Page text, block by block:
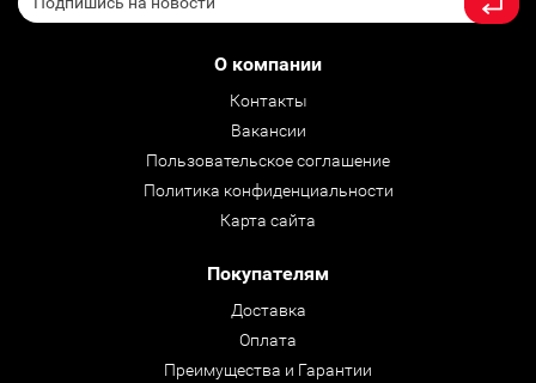
О компании
Контакты
Вакансии
Пользовательское соглашение
Политика конфиденциальности
Карта сайта
Покупателям
Доставка
Оплата
Преимущества и Гарантии